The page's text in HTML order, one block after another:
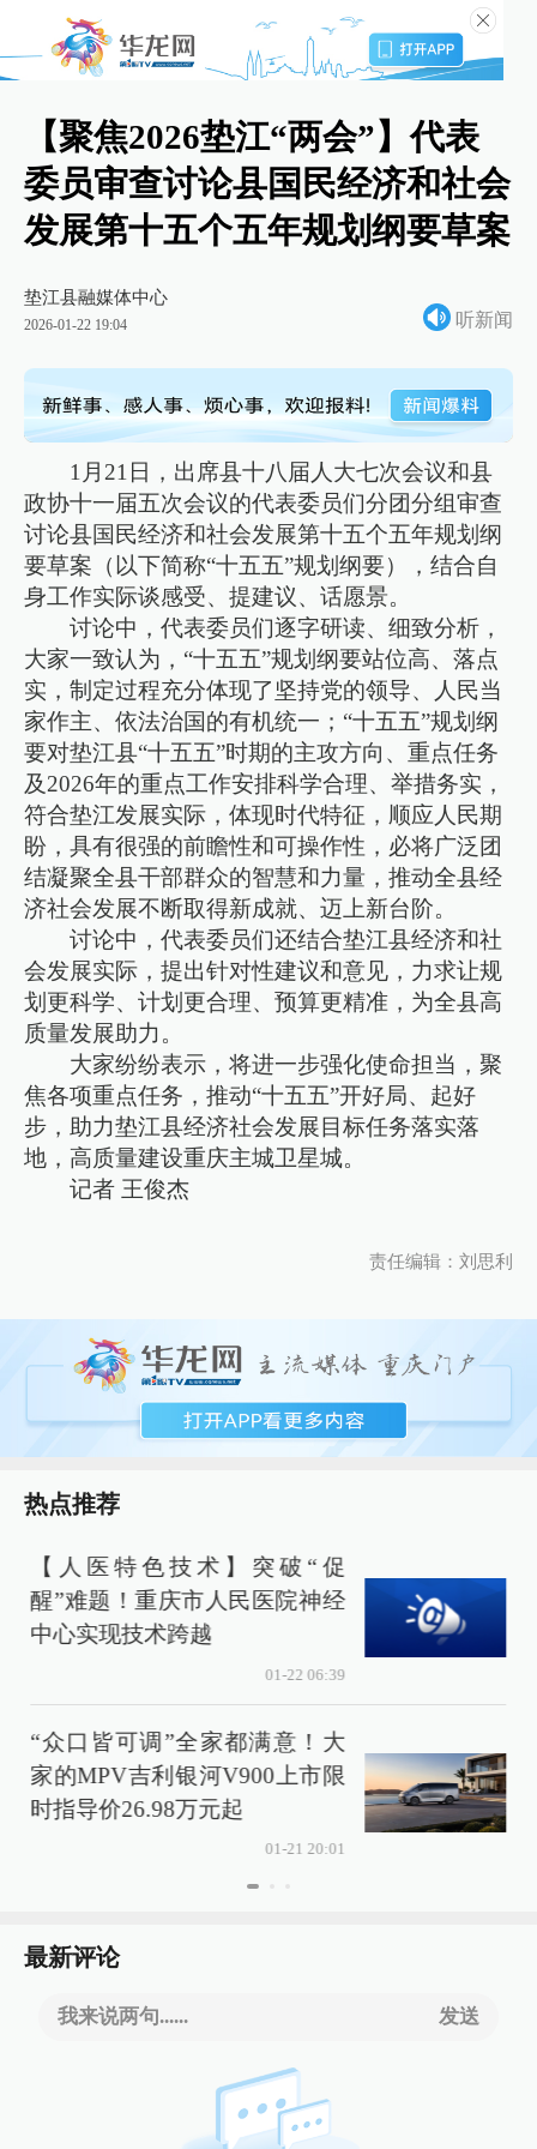
【聚焦2026垫江“两会”】代表
委员审查讨论县国民经济和社会
发展第十五个五年规划纲要草案
垫江县融媒体中心
2026-01-22 19:04 听新闻
1月21日，出席县十八届人大七次会议和县
政协十一届五次会议的代表委员们分团分组审查
讨论县国民经济和社会发展第十五个五年规划纲
要草案（以下简称“十五五”规划纲要），结合自
身工作实际谈感受、提建议、话愿景。
讨论中，代表委员们逐字研读、细致分析，
大家一致认为，“十五五”规划纲要站位高、落点
实，制定过程充分体现了坚持党的领导、人民当
家作主、依法治国的有机统一；“十五五”规划纲
要对垫江县“十五五”时期的主攻方向、重点任务
及2026年的重点工作安排科学合理、举措务实，
符合垫江发展实际，体现时代特征，顺应人民期
盼，具有很强的前瞻性和可操作性，必将广泛团
结凝聚全县干部群众的智慧和力量，推动全县经
济社会发展不断取得新成就、迈上新台阶。
讨论中，代表委员们还结合垫江县经济和社
会发展实际，提出针对性建议和意见，力求让规
划更科学、计划更合理、预算更精准，为全县高
质量发展助力。
大家纷纷表示，将进一步强化使命担当，聚
焦各项重点任务，推动“十五五”开好局、起好
步，助力垫江县经济社会发展目标任务落实落
地，高质量建设重庆主城卫星城。
记者 王俊杰
责任编辑：刘思利
热点推荐
【人医特色技术】突破“促
醒”难题！重庆市人民医院神经
中心实现技术跨越
01-22 06:39
“众口皆可调”全家都满意！大
家的MPV吉利银河V900上市限
时指导价26.98万元起
01-21 20:01
最新评论
我来说两句...... 发送